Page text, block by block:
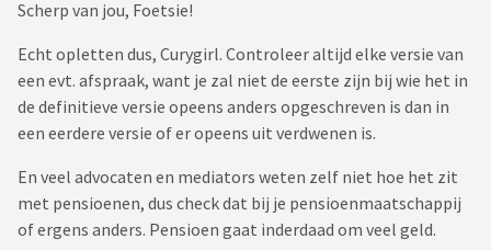
Scherp van jou, Foetsie!
Echt opletten dus, Curygirl. Controleer altijd elke versie van
een evt. afspraak, want je zal niet de eerste zijn bij wie het in
de definitieve versie opeens anders opgeschreven is dan in
een eerdere versie of er opeens uit verdwenen is.
En veel advocaten en mediators weten zelf niet hoe het zit
met pensioenen, dus check dat bij je pensioenmaatschappij
of ergens anders. Pensioen gaat inderdaad om veel geld.